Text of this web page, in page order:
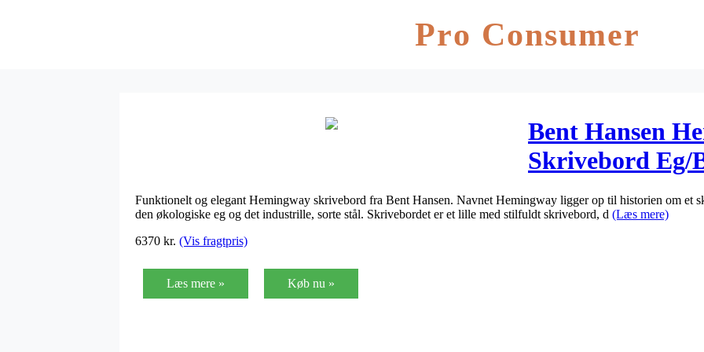
Pro Consumer
Bent Hansen
Skrivebord Eg/
oplader)
Funktionelt og elegant Hemingway skrivebord fra Bent Hansen. Navnet Hemingway ligger op til historien om et
den økologiske eg og det industrille, sorte stål. Skrivebordet er et lille med stilfuldt skrivebord, d (Læs mere)
6370 kr. (Vis fragtpris)
Læs mere » Køb nu »